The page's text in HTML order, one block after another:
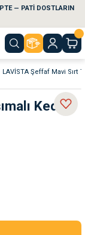
— PATİ DOSTLARIN
LAVİSTA Şeffaf Mavi Sırt
Kedi